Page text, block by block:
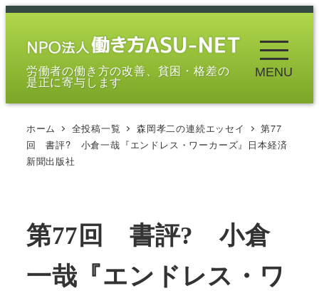
メ
労働者の働き方の改善、貧困・格差の
是正に寄与します
MENU
ホーム 全投稿一覧 森岡孝二の連続エッセイ
第77
回 書評? 小倉一哉『エンドレス・ワーカーズ』日本経済
新聞出版社
第77回 書評? 小倉
一哉『エンドレス・ワ